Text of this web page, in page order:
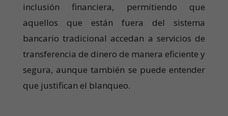
inclusión financiera, permitiendo que
aquellos que están fuera del sistema
bancario tradicional accedan a servicios de
transferencia de dinero de manera eficiente y
segura, aunque también se puede entender
que justifican el blanqueo.